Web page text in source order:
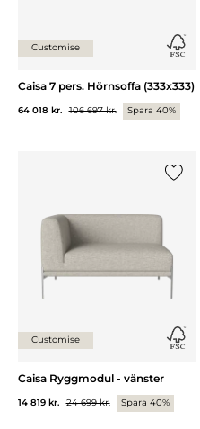
Customise
Caisa 7 pers. Hörnsoffa (333x333)
64 018 kr. 106 697 kr. Spara 40%
Customise
Caisa Ryggmodul - vänster
14 819 kr. 24 699 kr. Spara 40%